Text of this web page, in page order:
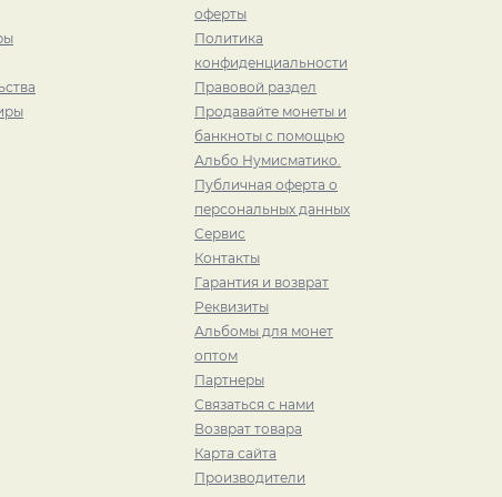
оферты
Политика
конфиденциальности
Правовой раздел
Продавайте монеты и
банкноты с помощью
Альбо Нумисматико.
Публичная оферта о
персональных данных
Сервис
Контакты
Гарантия и возврат
Реквизиты
Альбомы для монет
оптом
Партнеры
Связаться с нами
Возврат товара
Карта сайта
Производители